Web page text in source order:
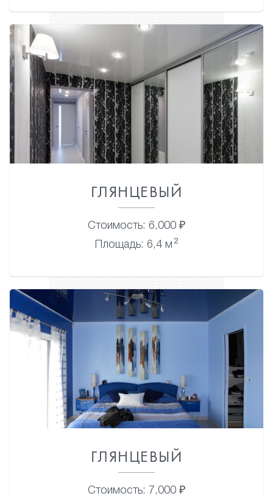
ГЛЯНЦЕВЫЙ
Стоимость: 6,000 ₽
Площадь: 6,4 м 2
ГЛЯНЦЕВЫЙ
Стоимость: 7,000 ₽